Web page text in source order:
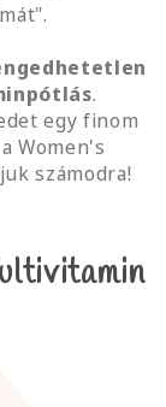
.
egy finom
Women's
számodra!